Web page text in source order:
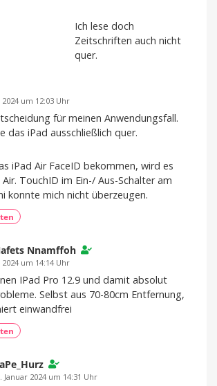
Ich lese doch
Zeitschriften auch nicht
quer.
2024 um 12:03 Uhr
für meinen Anwendungsfall.
das iPad ausschließlich quer.
iPad Air FaceID bekommen, wird es
TouchID im Ein-/ Aus-Schalter am
konnte mich nicht überzeugen.
Nnamffoh
2024 um 14:14 Uhr
IPad Pro 12.9 und damit absolut
Selbst aus 70-80cm Entfernung,
einwandfrei
Januar 2024 um 14:31 Uhr